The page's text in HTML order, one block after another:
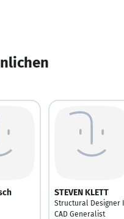
STEVEN KLETT
Structural Designer I
CAD Generalist